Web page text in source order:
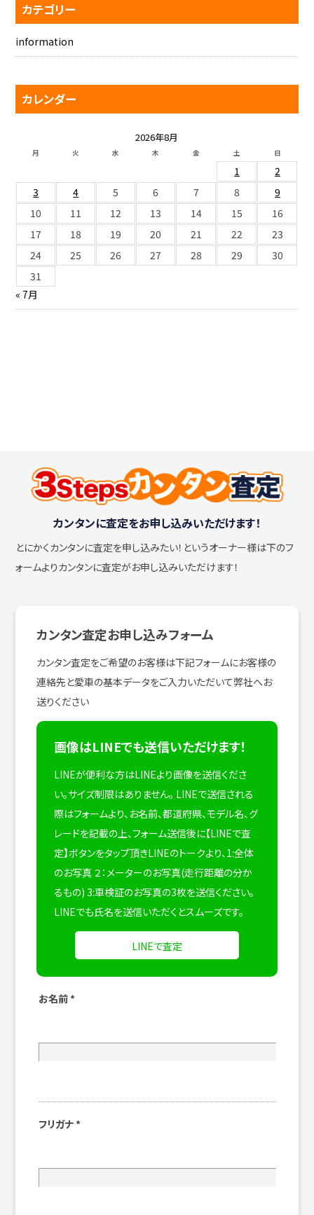
カテゴリー
information
カレンダー
2026年8月
月 火 水 木 金 土 日
1
2
3
4 5 6 7 8
9
10
11 12 13 14 15
16
17
18 19 20 21 22
23
24
25 26 27 28 29
30
31
« 7月
カンタンに査定をお申し込みいただけます！
とにかくカンタンに査定を申し込みたい！ というオーナー様は下のフ
ォームよりカンタンに査定がお申し込みいただけます！
カンタン査定お申し込みフォーム
カンタン査定をご希望のお客様は下記フォームにお客様の
連絡先と愛車の基本データをご入力いただいて弊社へお
送りください
画像はLINEでも送信いただけます！
LINEが便利な方はLINEより画像を送信くださ
い。サイズ制限はありません。 LINEで送信される
際はフォームより、お名前、都道府県、モデル名、グ
レードを記載の上、フォーム送信後に【LINEで査
定】ボタンをタップ頂きLINEのトークより、1:全体
のお写真 ２：メーターのお写真(走行距離の分か
るもの) 3:車検証のお写真の3枚を送信ください。
LINEでも氏名を送信いただくとスムーズです。
LINEで査定
お名前 *
フリガナ *